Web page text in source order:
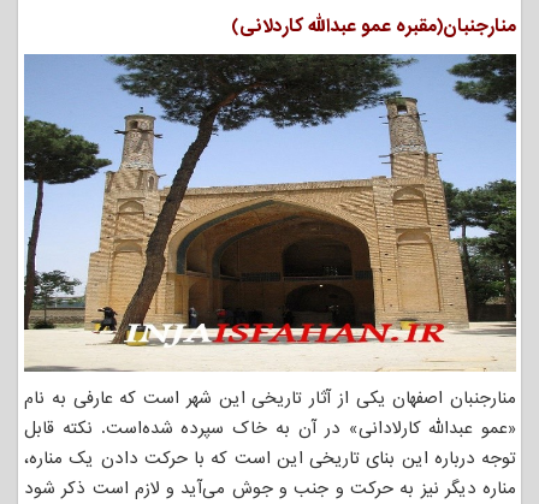
منارجنبان(مقبره عمو عبدالله کاردلانی)
منارجنبان اصفهان یکی از آثار تاریخی این شهر است که عارفی به نام
«عمو عبدالله کارلادانی» در آن به خاک سپرده شده‌است. نکته قابل
توجه درباره این بنای تاریخی این است که با حرکت دادن یک مناره،
مناره دیگر نیز به حرکت و جنب و جوش می‌آید و لازم است ذکر شود